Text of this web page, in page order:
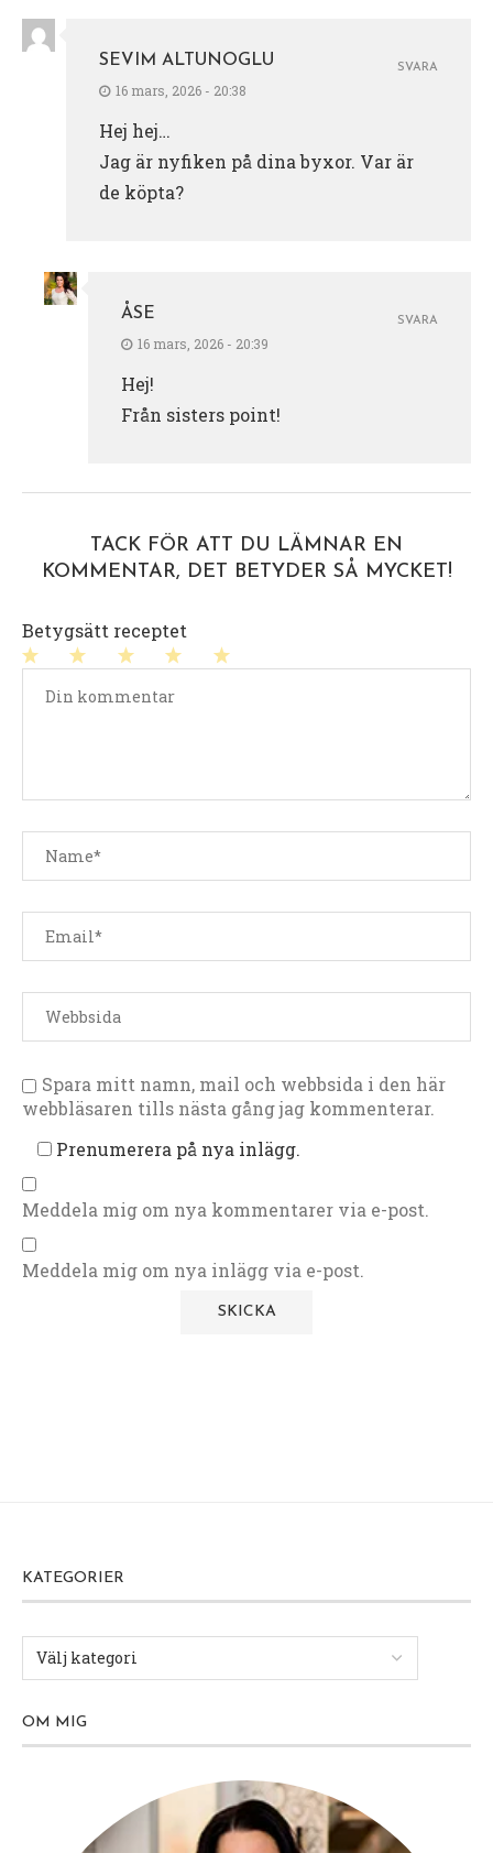
SEVIM ALTUNOGLU
16 mars, 2026 - 20:38
Hej hej…
Jag är nyfiken på dina byxor. Var är
de köpta?
SVARA
ÅSE
16 mars, 2026 - 20:39
Hej!
Från sisters point!
SVARA
TACK FÖR ATT DU LÄMNAR EN
KOMMENTAR, DET BETYDER SÅ MYCKET!
Betygsätt receptet
stjärnor
stjärnor
stjärnor
stjärna
Spara mitt namn, mail och webbsida i den här
webbläsaren tills nästa gång jag kommenterar.
Prenumerera på nya inlägg.
Meddela mig om nya kommentarer via e-post.
Meddela mig om nya inlägg via e-post.
KATEGORIER
OM MIG